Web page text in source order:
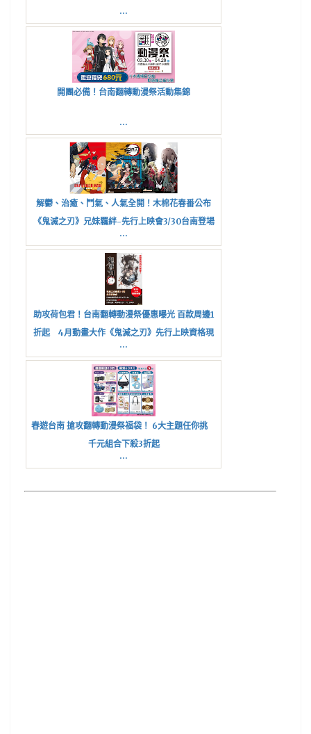
...
開團必備！台南翻轉動漫祭活動集錦
...
解鬱、治癒、鬥氣、人氣全開！木棉花春番公布
《鬼滅之刃》兄妹羈絆-先行上映會3/30台南登場
...
助攻荷包君！台南翻轉動漫祭優惠曝光 百款周邊1
折起 4月動畫大作《鬼滅之刃》先行上映資格現
場拿
...
春遊台南 搶攻翻轉動漫祭福袋！ 6大主題任你挑
千元組合下殺3折起
...